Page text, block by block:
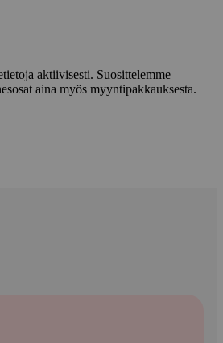
aktiivisesti. Suosittelemme
aina myös myyntipakkauksesta.